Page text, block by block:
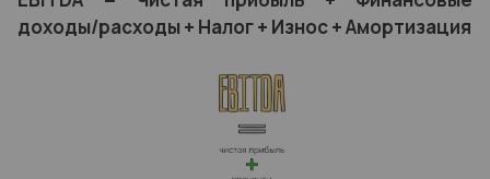
доходы/расходы + Налог + Износ + Амортизация